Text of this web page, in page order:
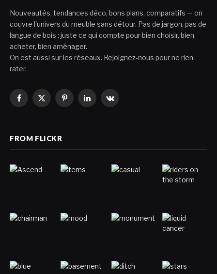
Nouveautés, tendances déco, bons plans, comparatifs — on
couvre l'univers du meuble sans détour. Pas de jargon, pas de
langue de bois : juste ce qui compte pour bien choisir, bien
acheter, bien aménager.
On est aussi sur les réseaux. Rejoignez-nous pour ne rien
rater.
Facebook
X
PinterestLinkedInVKontakte
FROM FLICKR